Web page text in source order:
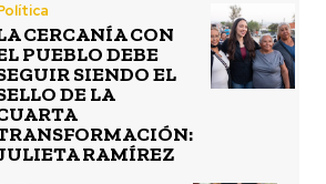
CERCANÍA CON
PUEBLO DEBE
SIENDO EL
DE LA
RAMÍREZ